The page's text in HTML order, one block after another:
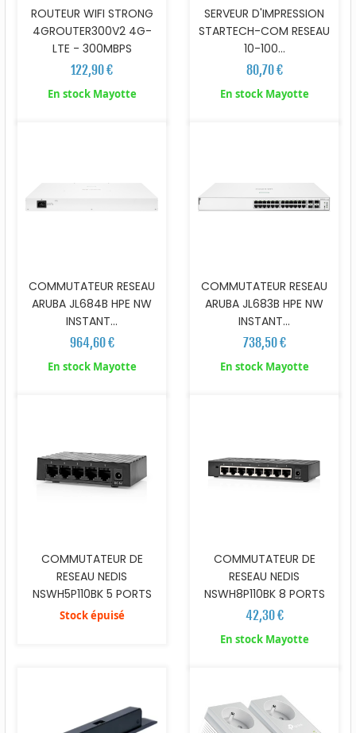
ROUTEUR WIFI STRONG
4GROUTER300V2 4G-
LTE - 300MBPS
122,90 €
En stock Mayotte
SERVEUR D'IMPRESSION
STARTECH-COM RESEAU
10-100...
80,70 €
En stock Mayotte
COMMUTATEUR RESEAU
ARUBA JL684B HPE NW
INSTANT...
964,60 €
En stock Mayotte
COMMUTATEUR RESEAU
ARUBA JL683B HPE NW
INSTANT...
738,50 €
En stock Mayotte
COMMUTATEUR DE
RESEAU NEDIS
NSWH5P110BK 5 PORTS
Stock épuisé
COMMUTATEUR DE
RESEAU NEDIS
NSWH8P110BK 8 PORTS
42,30 €
En stock Mayotte